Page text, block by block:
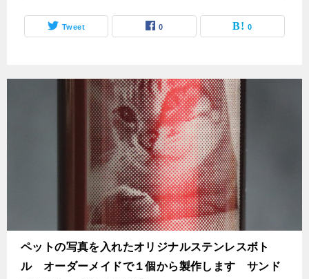
Tweet 0 0
ペットの写真を入れたオリジナルステンレスボト
ル オーダーメイドで１個から製作します サンド